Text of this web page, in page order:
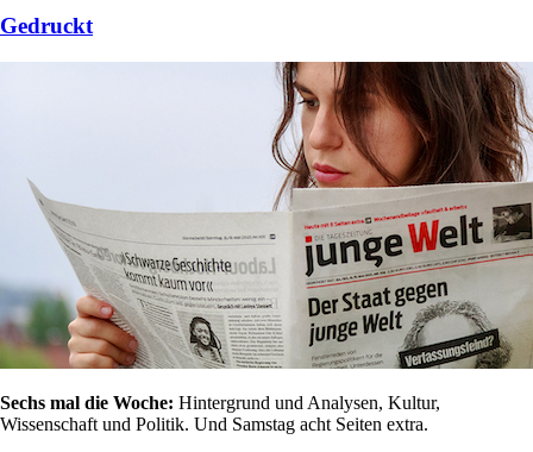
Gedruckt
Sechs mal die Woche: Hintergrund und Analysen, Kultur,
Wissenschaft und Politik. Und Samstag acht Seiten extra.